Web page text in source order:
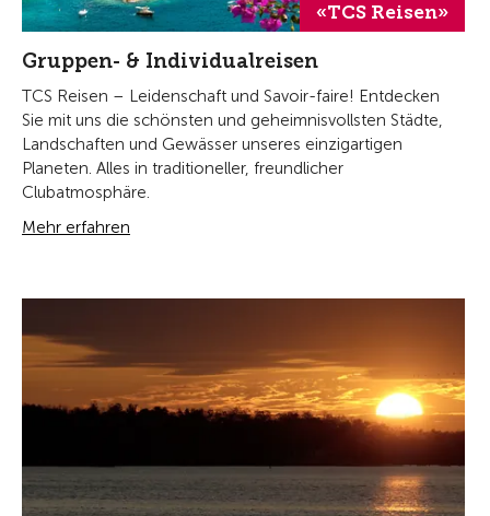
«TCS Reisen»
Gruppen- & Individualreisen
TCS Reisen – Leidenschaft und Savoir-faire! Entdecken
Sie mit uns die schönsten und geheimnisvollsten Städte,
Landschaften und Gewässer unseres einzigartigen
Planeten. Alles in traditioneller, freundlicher
Clubatmosphäre.
Mehr erfahren